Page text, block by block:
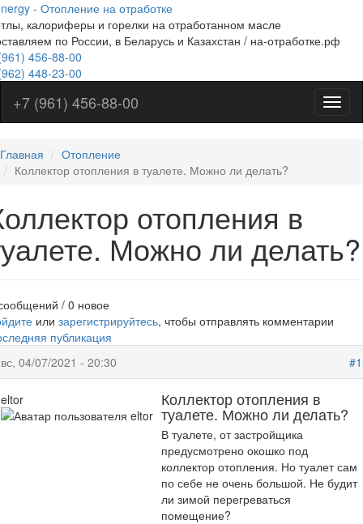
Перейти
к
основному
содержанию
- Отопление на отработке
калориферы и горелки на отработанном масле
по России, в Беларусь и Казахстан / на-отработке.рф
456-88-00
448-23-00
Меню
на
+7 (961) 456-88-00
Главная
Отопление
Коллектор отопления в туалете. Можно ли делать?
отопления в
Можно ли делать?
/ 0 новое
или зарегистрируйтесь, чтобы отправлять комментарии
публикация
#1
вс, 04/07/2021 - 20:30
eltor Коллектор отопления в
туалете. Можно ли делать?
В туалете, от застройщика
предусмотрено окошко под
коллектор отопления. Но туалет сам
по себе не очень большой. Не будит
ли зимой перегреваться
помещение?